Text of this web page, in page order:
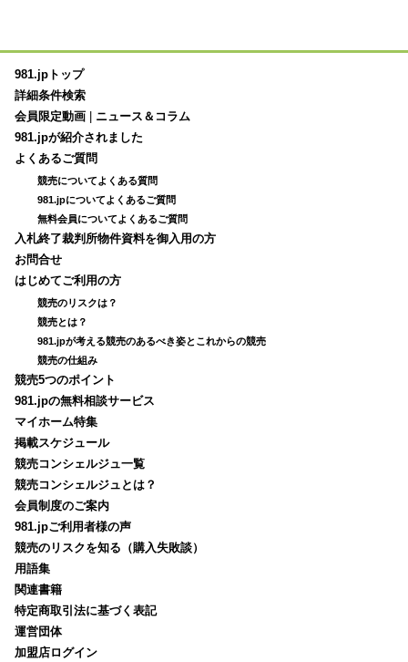
981.jpトップ
詳細条件検索
会員限定動画
ニュース＆コラム
981.jpが紹介されました
よくあるご質問
競売についてよくある質問
981.jpについてよくあるご質問
無料会員についてよくあるご質問
入札終了裁判所物件資料を御入用の方
お問合せ
はじめてご利用の方
競売のリスクは？
競売とは？
981.jpが考える競売のあるべき姿とこれからの競売
競売の仕組み
競売5つのポイント
981.jpの無料相談サービス
マイホーム特集
掲載スケジュール
競売コンシェルジュ一覧
競売コンシェルジュとは？
会員制度のご案内
981.jpご利用者様の声
競売のリスクを知る（購入失敗談）
用語集
関連書籍
特定商取引法に基づく表記
運営団体
加盟店ログイン